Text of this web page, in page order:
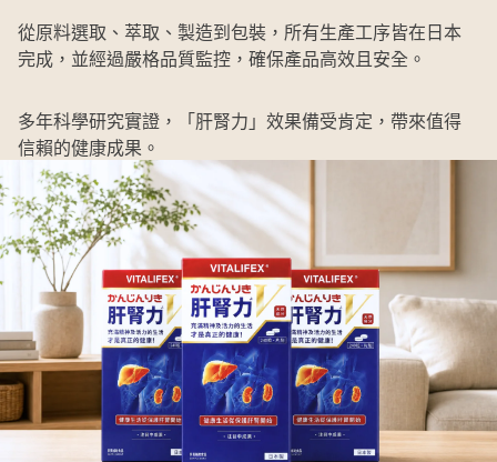
從原料選取、萃取、製造到包裝，所有生產工序皆在日本
完成，並經過嚴格品質監控，確保產品高效且安全。
多年科學研究實證，「肝腎力」效果備受肯定，帶來值得
信賴的健康成果。